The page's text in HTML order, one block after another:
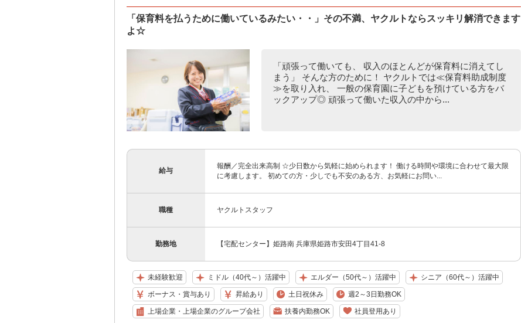
「保育料を払うために働いているみたい・・」その不満、ヤクルトならスッキリ解消できます
よ☆
「頑張って働いても、 収入のほとんどが保育料に消えてし
まう」 そんな方のために！ ヤクルトでは≪保育料助成制度
≫を取り入れ、 一般の保育園に子どもを預けている方をバ
ックアップ◎ 頑張って働いた収入の中から...
給与
報酬／完全出来高制 ☆少日数から気軽に始められます！ 働ける時間や環境に合わせて最大限
に考慮します。 初めての方・少しでも不安のある方、お気軽にお問い...
職種 ヤクルトスタッフ
勤務地 【宅配センター】姫路南 兵庫県姫路市安田4丁目41-8
未経験歓迎 ミドル（40代～）活躍中 エルダー（50代～）活躍中 シニア（60代～）活躍中
ボーナス・賞与あり 昇給あり 土日祝休み 週2～3日勤務OK
上場企業・上場企業のグループ会社 扶養内勤務OK 社員登用あり